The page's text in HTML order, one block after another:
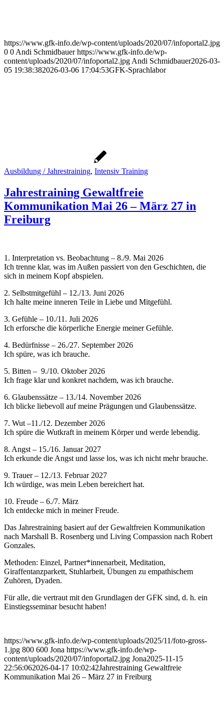
https://www.gfk-info.de/wp-content/uploads/2020/07/infoportal2.jpg
0 0 Andi Schmidbauer https://www.gfk-info.de/wp-
content/uploads/2020/07/infoportal2.jpg Andi Schmidbauer2026-03-
05 19:38:382026-03-06 17:04:53GFK-Sprachlabor
Ausbildung / Jahrestraining, Intensiv Training
Jahrestraining Gewaltfreie
Kommunikation Mai 26 – März 27 in
Freiburg
1. Interpretation vs. Beobachtung – 8./9. Mai 2026
Ich trenne klar, was im Außen passiert von den Geschichten, die
sich in meinem Kopf abspielen.
2. Selbstmitgefühl – 12./13. Juni 2026
Ich halte meine inneren Teile in Liebe und Mitgefühl.
3. Gefühle – 10./11. Juli 2026
Ich erforsche die körperliche Energie meiner Gefühle.
4. Bedürfnisse – 26./27. September 2026
Ich spüre, was ich brauche.
5. Bitten – 9./10. Oktober 2026
Ich frage klar und konkret nachdem, was ich brauche.
6. Glaubenssätze – 13./14. November 2026
Ich blicke liebevoll auf meine Prägungen und Glaubenssätze.
7. Wut –11./12. Dezember 2026
Ich spüre die Wutkraft in meinem Körper und werde lebendig.
8. Angst – 15./16. Januar 2027
Ich erkunde die Angst und lasse los, was ich nicht mehr brauche.
9. Trauer – 12./13. Februar 2027
Ich würdige, was mein Leben bereichert hat.
10. Freude – 6./7. März
Ich entdecke mich in meiner Freude.
Das Jahrestraining basiert auf der Gewaltfreien Kommunikation
nach Marshall B. Rosenberg und Living Compassion nach Robert
Gonzales.
Methoden: Einzel, Partner*innenarbeit, Meditation,
Giraffentanzparkett, Stuhlarbeit, Übungen zu empathischem
Zuhören, Dyaden.
Für alle, die vertraut mit den Grundlagen der GFK sind, d. h. ein
Einstiegsseminar besucht haben!
https://www.gfk-info.de/wp-content/uploads/2025/11/foto-gross-
1.jpg 800 600 Jona https://www.gfk-info.de/wp-
content/uploads/2020/07/infoportal2.jpg Jona2025-11-15
22:56:062026-04-17 10:02:42Jahrestraining Gewaltfreie
Kommunikation Mai 26 – März 27 in Freiburg